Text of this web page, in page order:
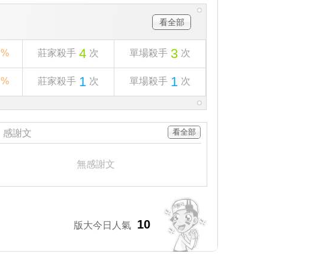
看全部
% 莊家殺手 4 次 單場殺手 3 次
% 莊家殺手 1 次 單場殺手 1 次
感謝文 看全部
無感謝文
版大今日人氣 10